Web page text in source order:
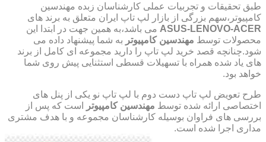
طبق تحقیقات و تجربیات عملی کارشناسان زبده مهندسین
کامپیوتر،سهم بزرگی از بازار لپ تاپ ایران متعلق به برند های
ASUS-LENOVO-ACER می باشد،به همین جهت در ابتدا این
محصولات توسط مهندسین کامپیوتر به شما پیشنهاد داده می
شود.چنانچه قصد خرید لپ تاپ را دارید مجموعه ای کامل از برند
های یاد شده همراه با تسهیلات قسطی استثنایی پیش روی شما
خواهد بود.
طرح تعویض لپ تاپ دست دوم با لپ تاپ نو یکی از پنل های
اختصاصی ارائه شده توسط مهندسین کامپیوتر
است که پس از
بررسی های فراوان بوسیله کارشناسان مجموعه و با هدف مشتری
مداری اجرا شده است.